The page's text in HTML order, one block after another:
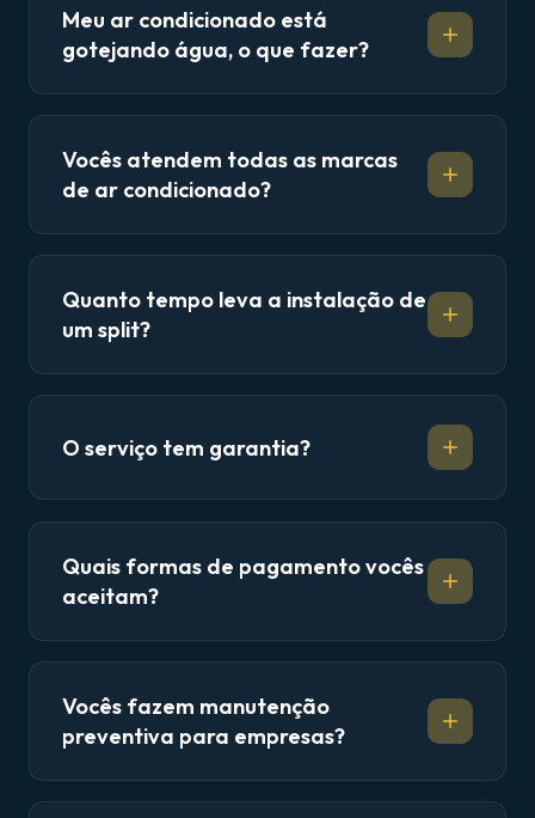
Meu ar condicionado está
gotejando água, o que fazer?
Vocês atendem todas as marcas
de ar condicionado?
Quanto tempo leva a instalação de
um split?
O serviço tem garantia?
Quais formas de pagamento vocês
aceitam?
Vocês fazem manutenção
preventiva para empresas?